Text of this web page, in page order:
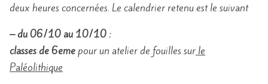
deux heures concernées. Le calendrier retenu est le suivant
– du 06/10 au 10/10 :
classes de 6emepour un atelier de fouilles sur le
Paléolithique